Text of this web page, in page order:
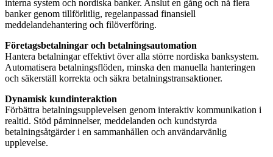
interna system och nordiska banker. Anslut en gång och nå flera
banker genom tillförlitlig, regelanpassad finansiell
meddelandehantering och filöverföring.
Företagsbetalningar och betalningsautomation
Hantera betalningar effektivt över alla större nordiska banksystem.
Automatisera betalningsflöden, minska den manuella hanteringen
och säkerställ korrekta och säkra betalningstransaktioner.
Dynamisk kundinteraktion
Förbättra betalningsupplevelsen genom interaktiv kommunikation i
realtid. Stöd påminnelser, meddelanden och kundstyrda
betalningsåtgärder i en sammanhållen och användarvänlig
upplevelse.